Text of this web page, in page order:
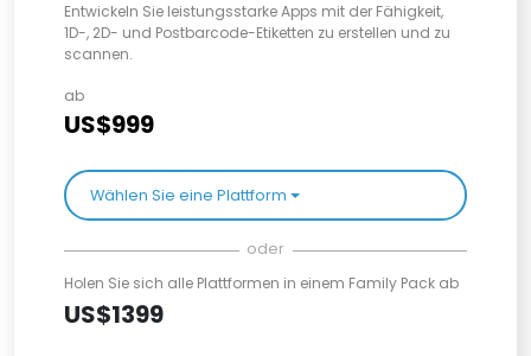
Entwickeln Sie leistungsstarke Apps mit der Fähigkeit,
1D-, 2D- und Postbarcode-Etiketten zu erstellen und zu
scannen.
ab
US$999
Wählen Sie eine Plattform
oder
Holen Sie sich alle Plattformen in einem Family Pack ab
US$1399